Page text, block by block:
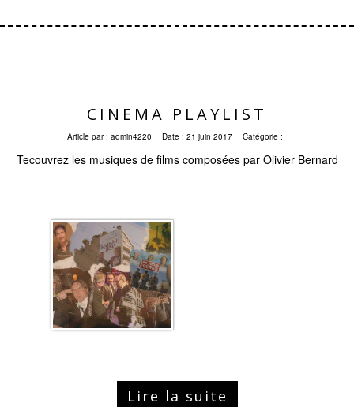
CINEMA PLAYLIST
Article par : admin4220 Date : 21 juin 2017 Catégorie :
Tecouvrez les musiques de films composées par Olivier Bernard
Lire la suite